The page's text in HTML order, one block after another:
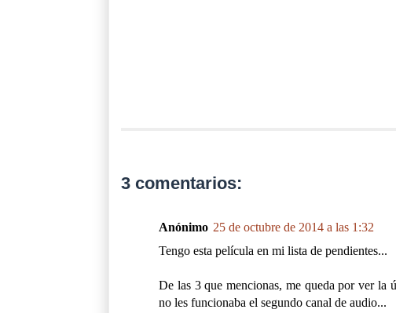
3 comentarios:
Anónimo 25 de octubre de 2014 a las 1:32
Tengo esta película en mi lista de pendientes...
De las 3 que mencionas, me queda por ver la
no les funcionaba el segundo canal de audio...